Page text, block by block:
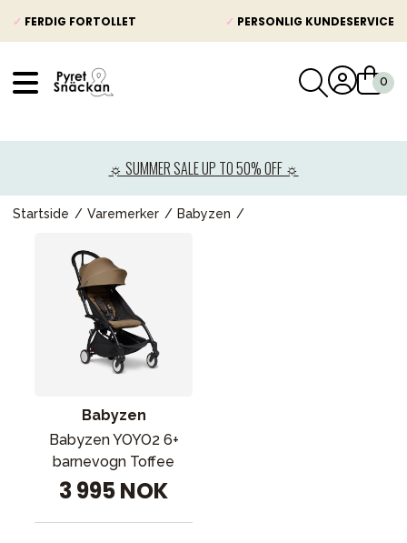
✓ FERDIG FORTOLLET ✓ PERSONLIG KUNDESERVICE
☼ SUMMER SALE UP TO 50% OFF ☼
Startside Varemerker Babyzen
Babyzen
Babyzen YOYO2 6+
barnevogn Toffee
3 995 NOK
Barnevogner
Bilstol
Leker og spill
Mamma & Pappa
Reservedeler
Kampanjer